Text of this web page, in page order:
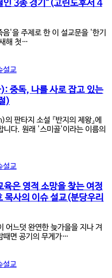
인 3종 경기”(고린도후서 4
'을 주제로 한 이 설교문을 '한기
해 첫…
설교
중독, 나를 사로 잡고 있는
)
타지 소설 『반지의 제왕』에
니다. 원래 '스미골'이라는 이름의
설교
은 영적 소망을 찾는 여정
사의 이슈 설교(분당우리
어느덧 완연한 늦가을을 지나 겨
때면 공기의 무게가…
설교